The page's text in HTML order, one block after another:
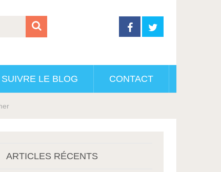
SUIVRE LE BLOG CONTACT
ARTICLES RÉCENTS